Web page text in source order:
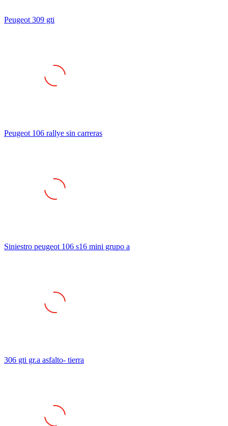
Peugeot 309 gti
Peugeot 106 rallye sin carreras
Siniestro peugeot 106 s16 mini grupo a
306 gti gr.a asfalto- tierra